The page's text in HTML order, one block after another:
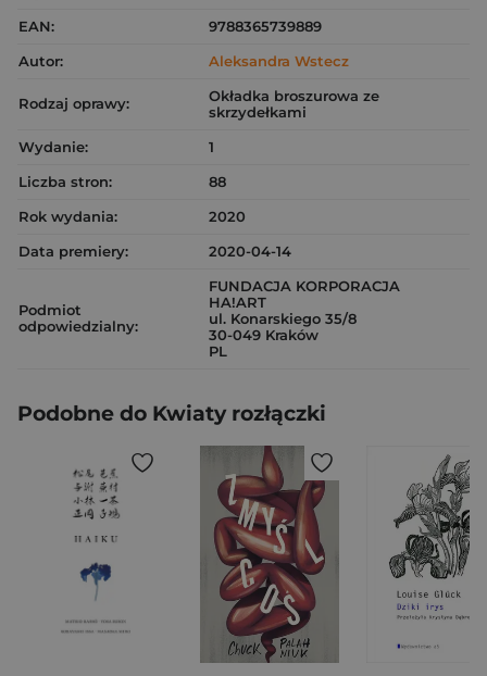
EAN:
9788365739889
Autor:
Aleksandra Wstecz
Rodzaj oprawy:
Okładka broszurowa ze
skrzydełkami
Wydanie:
1
Liczba stron:
88
Rok wydania:
2020
Data premiery:
2020-04-14
Podmiot
odpowiedzialny:
FUNDACJA KORPORACJA
HA!ART
ul. Konarskiego 35/8
30-049 Kraków
PL
Podobne do Kwiaty rozłączki